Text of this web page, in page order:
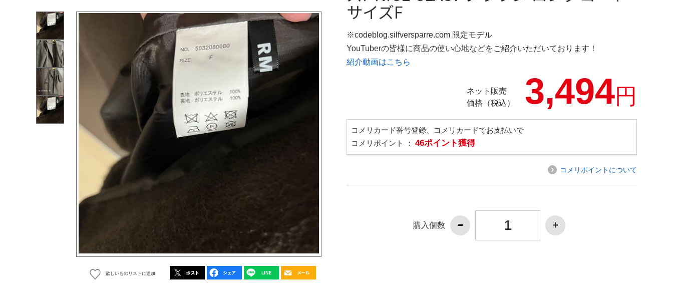
欲しいものリストに追加
サイズF
※codeblog.silfversparre.com 限定モデル
YouTuberの皆様に商品の使い心地などをご紹介いただいております！
紹介動画はこちら
ネット販売
価格（税込）
3,494円
コメリカード番号登録、コメリカードでお支払いで
コメリポイント ： 46ポイント獲得
コメリポイントについて
購入個数